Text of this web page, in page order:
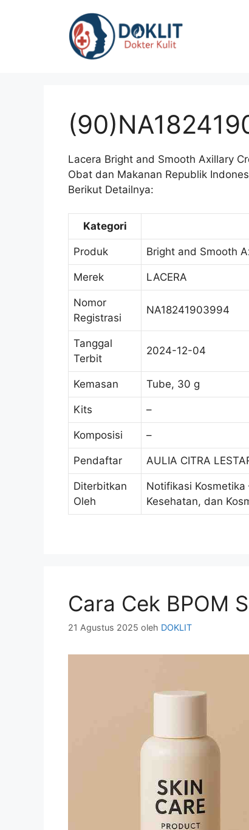
Lacera Bright and Smooth Axillary
Obat dan Makanan Republik
Berikut Detailnya:
Kategori
Produk Bright and Smooth
Merek LACERA
Nomor
Registrasi
NA18241903994
Tanggal
Terbit
2024-12-04
Kemasan Tube, 30 g
Kits –
Komposisi –
Pendaftar AULIA CITRA
Diterbitkan
Oleh
Notifikasi
Kesehatan, dan
Cara Cek BPOM
21 Agustus 2025 oleh DOKLIT